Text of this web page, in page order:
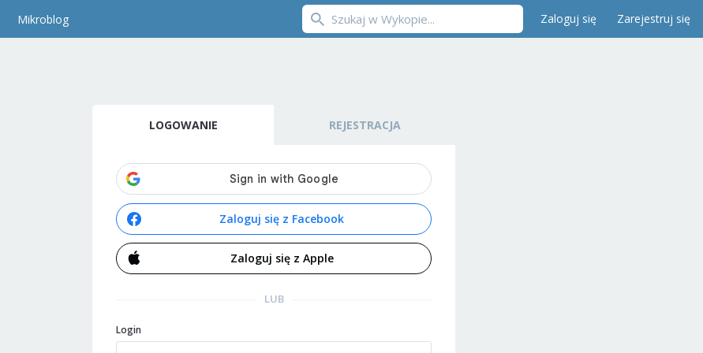
Mikroblog Zaloguj się Zarejestruj się
LOGOWANIE REJESTRACJA
Zaloguj się z Facebook
Zaloguj się z Apple
LUB
Login